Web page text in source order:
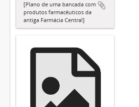
[Plano de uma bancada com
produtos farmacêuticos da
antiga Farmácia Central]